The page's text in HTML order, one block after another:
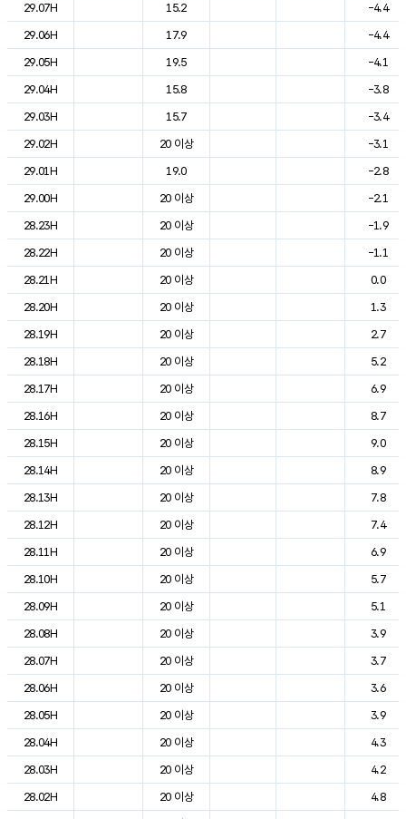
29.07H
15.2
-4.4
29.06H
17.9
-4.4
29.05H
19.5
-4.1
29.04H
15.8
-3.8
29.03H
15.7
-3.4
29.02H
20 이상
-3.1
29.01H
19.0
-2.8
29.00H
20 이상
-2.1
28.23H
20 이상
-1.9
28.22H
20 이상
-1.1
28.21H
20 이상
0.0
28.20H
20 이상
1.3
28.19H
20 이상
2.7
28.18H
20 이상
5.2
28.17H
20 이상
6.9
28.16H
20 이상
8.7
28.15H
20 이상
9.0
28.14H
20 이상
8.9
28.13H
20 이상
7.8
28.12H
20 이상
7.4
28.11H
20 이상
6.9
28.10H
20 이상
5.7
28.09H
20 이상
5.1
28.08H
20 이상
3.9
28.07H
20 이상
3.7
28.06H
20 이상
3.6
28.05H
20 이상
3.9
28.04H
20 이상
4.3
28.03H
20 이상
4.2
28.02H
20 이상
4.8